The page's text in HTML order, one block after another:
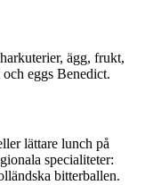
ägg, frukt,
eggs Benedict.
lättare lunch på
specialiteter:
bitterballen.